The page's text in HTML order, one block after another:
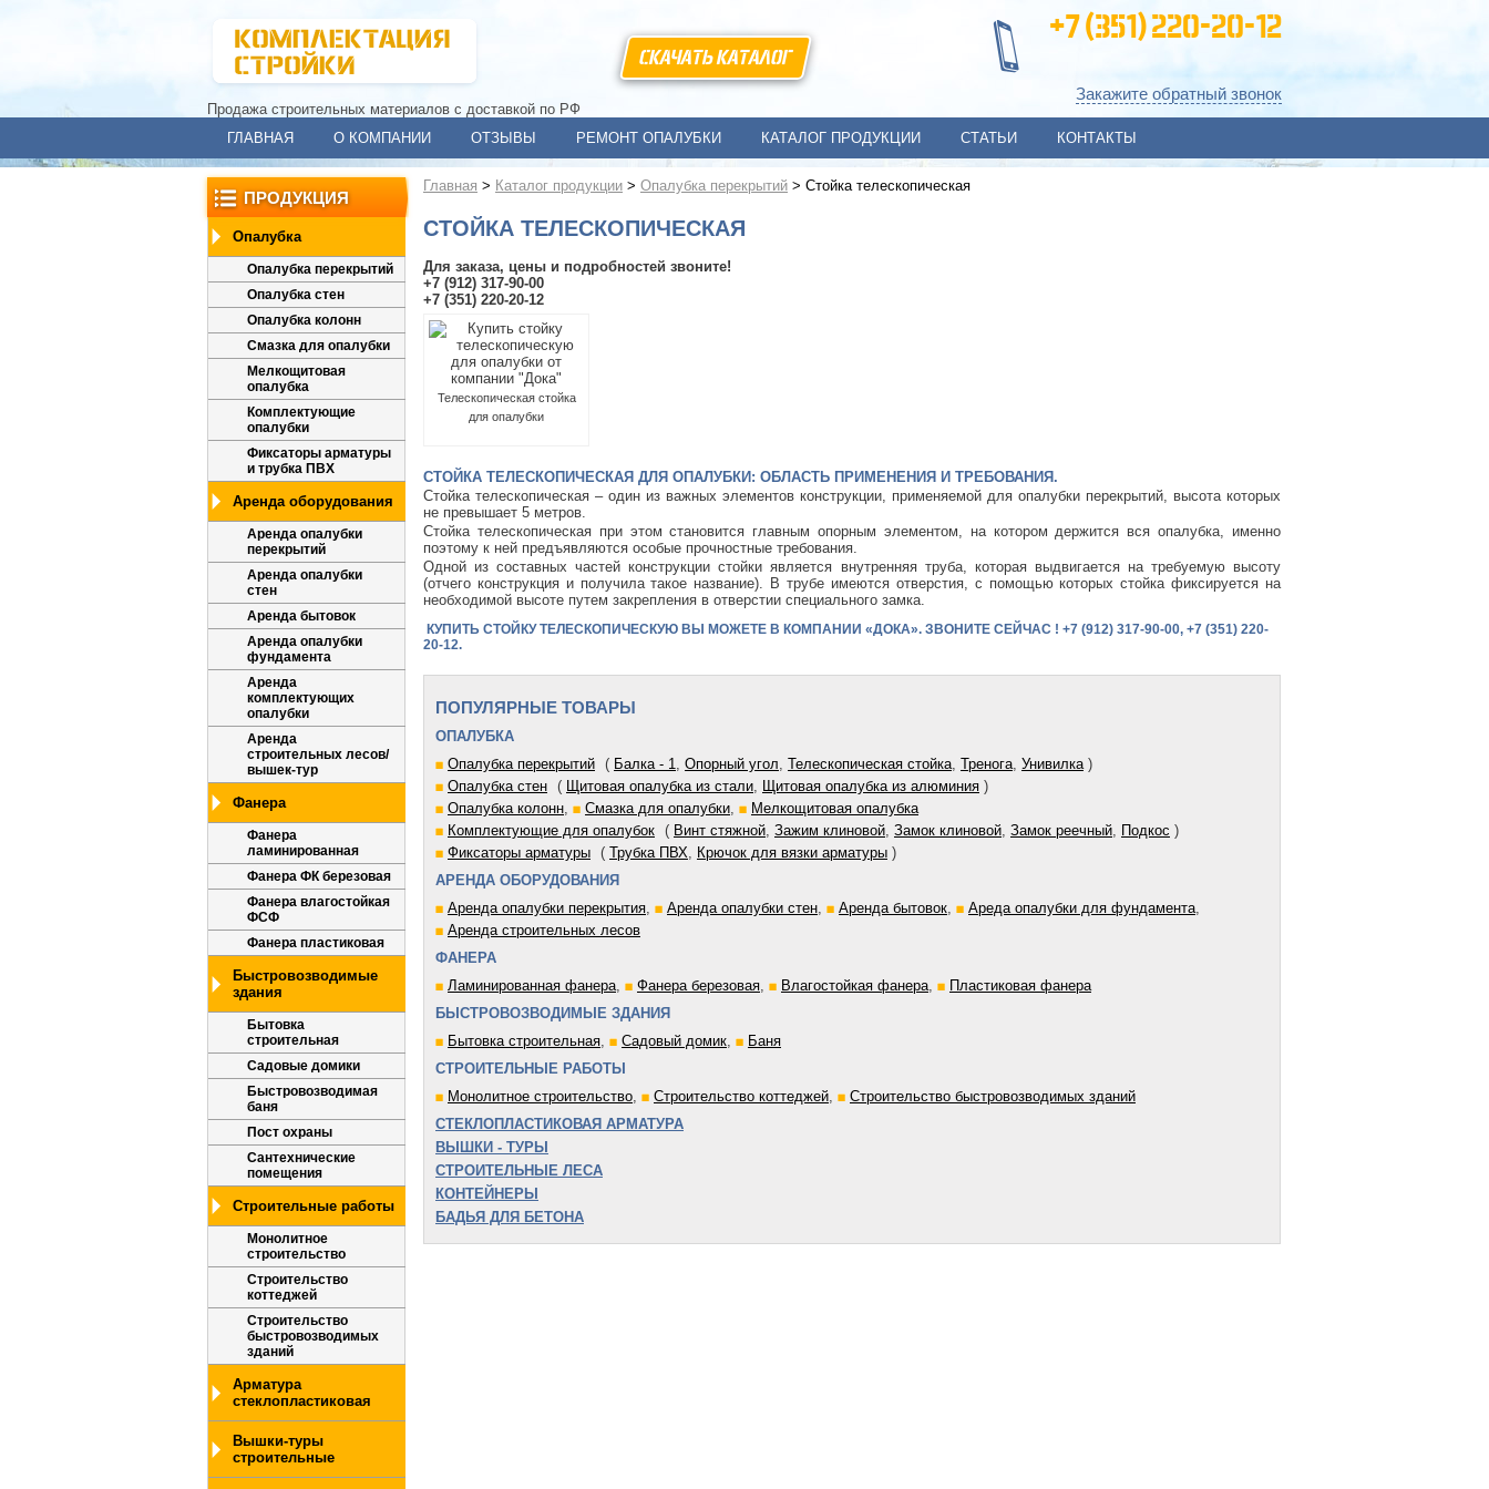
Продажа строительных материалов с доставкой по РФ
+7 (351) 220-20-12
СКАЧАТЫ КАТАЛОГ
Закажите обратный звонок
ГЛАВНАЯ О КОМПАНИИ ОТЗЫВЫ РЕМОНТ ОПАЛУБКИ КАТАЛОГ ПРОДУКЦИИ СТАТЬИ КОНТАКТЫ
ПРОДУКЦИЯ
Опалубка
Опалубка перекрытий
Опалубка стен
Опалубка колонн
Смазка для опалубки
Мелкощитовая
опалубка
Комплектующие
опалубки
Фиксаторы арматуры
и трубка ПВХ
Аренда оборудования
Аренда опалубки
перекрытий
Аренда опалубки
стен
Аренда бытовок
Аренда опалубки
фундамента
Аренда
комплектующих
опалубки
Аренда
строительных лесов/
вышек-тур
Фанера
Фанера
ламинированная
Фанера ФК березовая
Фанера влагостойкая
ФСФ
Фанера пластиковая
Быстровозводимые
здания
Бытовка
строительная
Садовые домики
Быстровозводимая
баня
Пост охраны
Сантехнические
помещения
Строительные работы
Монолитное
строительство
Строительство
коттеджей
Строительство
быстровозводимых
зданий
Арматура
стеклопластиковая
Вышки-туры
строительные
Главная > Каталог продукции > Опалубка перекрытий > Стойка телескопическая
СТОЙКА ТЕЛЕСКОПИЧЕСКАЯ
Для заказа, цены и подробностей звоните!
+7 (912) 317-90-00
+7 (351) 220-20-12
Телескопическая стойка
для опалубки
СТОЙКА ТЕЛЕСКОПИЧЕСКАЯ ДЛЯ ОПАЛУБКИ: ОБЛАСТЬ ПРИМЕНЕНИЯ И ТРЕБОВАНИЯ.
Стойка телескопическая – один из важных элементов конструкции, применяемой для опалубки перекрытий, высота которых
не превышает 5 метров.
Стойка телескопическая при этом становится главным опорным элементом, на котором держится вся опалубка, именно
поэтому к ней предъявляются особые прочностные требования.
Одной из составных частей конструкции стойки является внутренняя труба, которая выдвигается на требуемую высоту
(отчего конструкция и получила такое название). В трубе имеются отверстия, с помощью которых стойка фиксируется на
необходимой высоте путем закрепления в отверстии специального замка.
КУПИТЬ СТОЙКУ ТЕЛЕСКОПИЧЕСКУЮ ВЫ МОЖЕТЕ В КОМПАНИИ «ДОКА». ЗВОНИТЕ СЕЙЧАС ! +7 (912) 317-90-00, +7 (351) 220-
20-12.
ПОПУЛЯРНЫЕ ТОВАРЫ
ОПАЛУБКА
Опалубка перекрытий ( Балка - 1, Опорный угол, Телескопическая стойка, Тренога, Унивилка)
Опалубка стен ( Щитовая опалубка из стали, Щитовая опалубка из алюминия )
Опалубка колонн, Смазка для опалубки,
Мелкощитовая опалубка
Комплектующие для опалубок ( Винт стяжной, Зажим клиновой, Замок клиновой, Замок реечный, Подкос )
Фиксаторы арматуры ( Трубка ПВХ, Крючок для вязки арматуры )
АРЕНДА ОБОРУДОВАНИЯ
Аренда опалубки перекрытия, Аренда опалубки стен, Аренда бытовок, Ареда опалубки для фундамента,
Аренда строительных лесов
ФАНЕРА
Ламинированная фанера, Фанера березовая, Влагостойкая фанера,
Пластиковая фанера
БЫСТРОВОЗВОДИМЫЕ ЗДАНИЯ
Бытовка строительная, Садовый домик,
Баня
СТРОИТЕЛЬНЫЕ РАБОТЫ
Монолитное строительство, Строительство коттеджей,
Строительство быстровозводимых зданий
СТЕКЛОПЛАСТИКОВАЯ АРМАТУРА
ВЫШКИ - ТУРЫ
СТРОИТЕЛЬНЫЕ ЛЕСА
КОНТЕЙНЕРЫ
БАДЬЯ ДЛЯ БЕТОНА